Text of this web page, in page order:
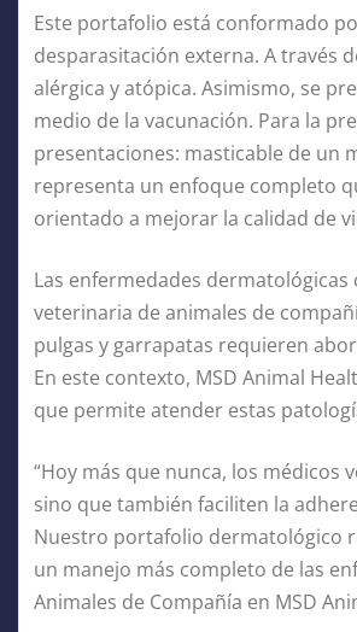
Este portafolio está conformado
desparasitación externa. A través
alérgica y atópica. Asimismo, se
medio de la vacunación. Para la
presentaciones: masticable de un
representa un enfoque completo
orientado a mejorar la calidad de
Las enfermedades
veterinaria de animales de
pulgas y garrapatas requieren
En este contexto, MSD Animal
que permite atender estas
“Hoy más que nunca, los
sino que también faciliten la
Nuestro portafolio dermatológico
un manejo más completo de las
Animales de Compañía en MSD